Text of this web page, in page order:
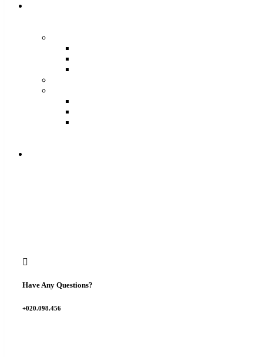
Have Any Questions?
+020.098.456